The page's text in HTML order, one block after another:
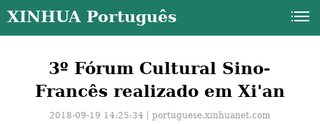
XINHUA Português
3º Fórum Cultural Sino-
Francês realizado em Xi'an
2018-09-19 14:25:34丨portuguese.xinhuanet.com